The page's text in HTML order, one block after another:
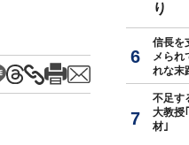
り
信長を
メられ
れな末
不足す
大教授
材｣